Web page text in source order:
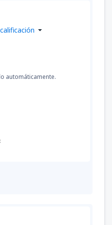
automáticamente.